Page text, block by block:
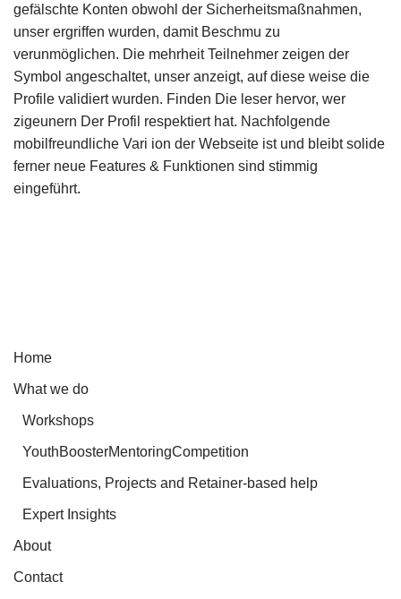
gefälschte Konten obwohl der Sicherheitsmaßnahmen,
unser ergriffen wurden, damit Beschmu zu
verunmöglichen. Die mehrheit Teilnehmer zeigen der
Symbol angeschaltet, unser anzeigt, auf diese weise die
Profile validiert wurden. Finden Die leser hervor, wer
zigeunern Der Profil respektiert hat. Nachfolgende
mobilfreundliche Vari ion der Webseite ist und bleibt solide
ferner neue Features & Funktionen sind stimmig
eingeführt.
Home
What we do
Workshops
YouthBoosterMentoringCompetition
Evaluations, Projects and Retainer-based help
Expert Insights
About
Contact